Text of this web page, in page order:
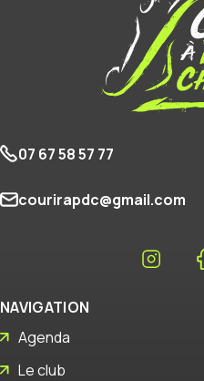
07 67 58 57 77
courirapdc@gmail.com
NAVIGATION
Agenda
Le club